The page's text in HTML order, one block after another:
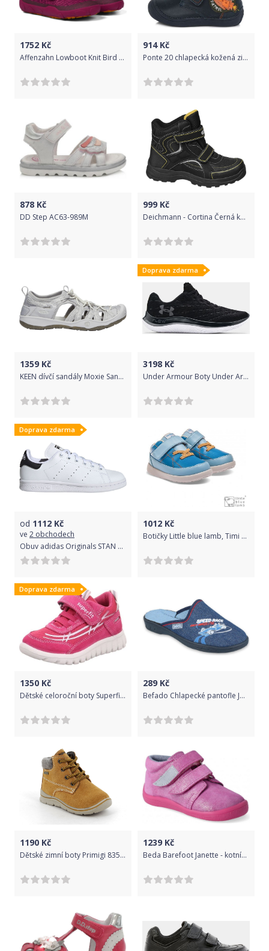
1752 Kč
Affenzahn Lowboot Knit Bird Velikost: 22
914Kč
Ponte 20 chlapecká kožená zimní kotníčková obuv PV121-DA03-1-437OBT 26 tmavě modrá
878 Kč
DD Step AC63-989M
999 Kč
Deichmann - Cortina Černá kotníková obuv na suchý zip Cortina s TEX membránou 37 černá
1359 Kč
KEEN dívčí sandály Moxie Sandal K 25/26 stříbrná
Doprava zdarma
3198 Kč
Under Armour Boty Under Armour FLOW Velociti Wind-BLK 44,5
Doprava zdarma
od 1112 Kč
ve 2 obchodech
Obuv adidas Originals STAN SMITH J ee7570 Velikost 36 EU
1012 Kč
Botičky Little blue lamb, Timi blue Velikost:: 28
Doprava zdarma
1350 Kč
Dětské celoroční boty Superfit 0-606192-5500 (24) - Superfit
289 Kč
Befado Chlapecké pantofle Jogi 707Y403 32 modrá
1190 Kč
Dětské zimní boty Primigi 8352533 Gore-Tex Velikost: 20
1239 Kč
Beda Barefoot Janette - kotníkové s membránou Velikost: 20